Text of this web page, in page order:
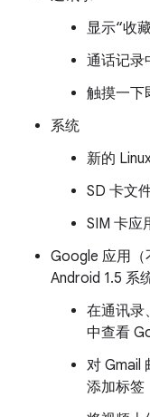
显示“收
通话记录
触摸一下
系统
新的
SD 卡文
SIM 卡应
Google 应用（
Android 1.5 系
在通讯录
中查看
对 Gmail
添加标签